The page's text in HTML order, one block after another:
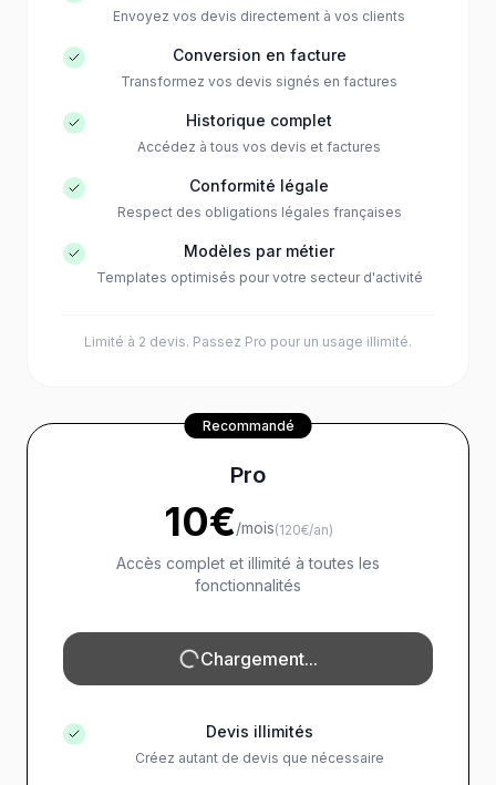
Envoyez vos devis directement à vos clients
Conversion en facture
Transformez vos devis signés en factures
Historique complet
Accédez à tous vos devis et factures
Conformité légale
Respect des obligations légales françaises
Modèles par métier
Templates optimisés pour votre secteur d'activité
Limité à 2 devis. Passez Pro pour un usage illimité.
Recommandé
Pro
10€/mois(120€/an)
Accès complet et illimité à toutes les
fonctionnalités
Chargement...
Devis illimités
Créez autant de devis que nécessaire